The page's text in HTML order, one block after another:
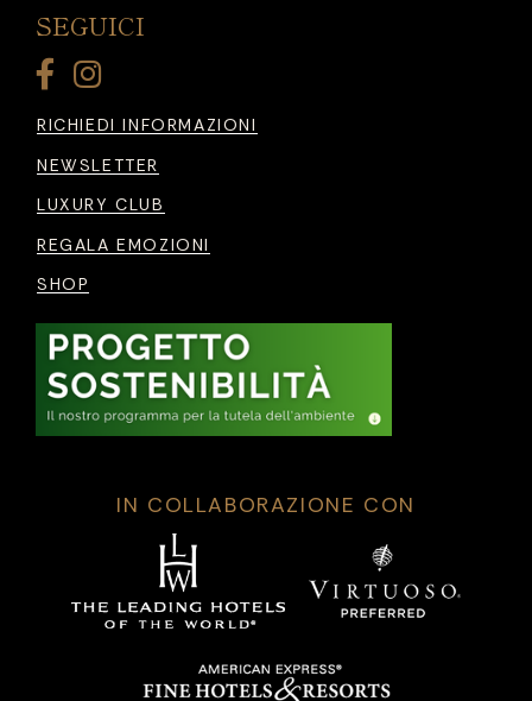
SEGUICI
RICHIEDI INFORMAZIONI
NEWSLETTER
LUXURY CLUB
REGALA EMOZIONI
SHOP
IN COLLABORAZIONE CON